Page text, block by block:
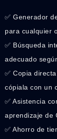
✅ Generador
para cualquier
✅ Búsqueda
adecuado
✅ Copia
cópiala con un
✅ Asistencia
aprendizaje de
✅ Ahorro de